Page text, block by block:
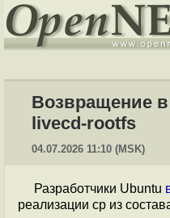
Возвращение
livecd-rootfs
04.07.2026 11:10 (MSK)
Разработчики Ubuntu
реализации cp из